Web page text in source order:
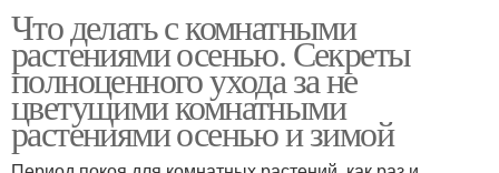
Что делать с комнатными
растениями осенью. Секреты
полноценного ухода за не
цветущими комнатными
растениями осенью и зимой